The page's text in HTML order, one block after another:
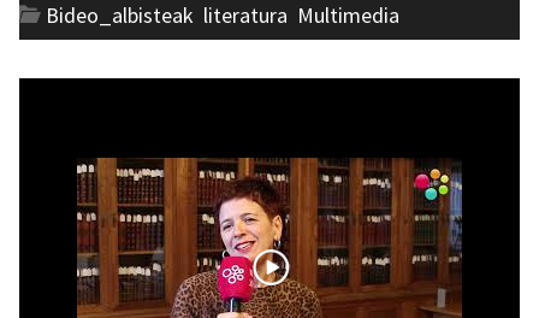
Bideo_albisteak literatura Multimedia